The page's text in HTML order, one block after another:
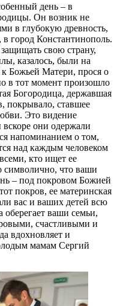
день – в
Он возник не
в глубокую древность,
город Константинополь.
свою страну,
казалось, были на
Божьей Матери, прося о
в тот момент произошло
Богородица, державшая
покрывало, ставшее
Это видение
они одержали
напоминанием о том,
над каждым человеком
кто ищет ее
символично, что ваши
– под покровом Божией
покров, ее материнская
вас и ваших детей всю
оберегает ваши семьи,
счастливыми и
вдохновляет и
мамам Сергий